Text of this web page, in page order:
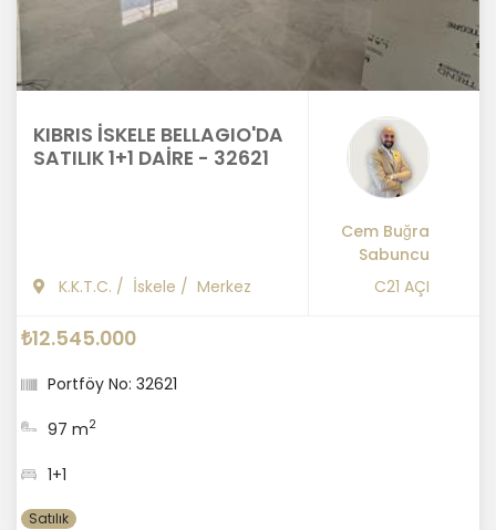
KIBRIS İSKELE BELLAGIO'DA
SATILIK 1+1 DAİRE - 32621
K.K.T.C. / İskele / Merkez
Cem Buğra
Sabuncu
C21 AÇI
₺12.545.000
Portföy No: 32621
97 m2
1+1
Satılık